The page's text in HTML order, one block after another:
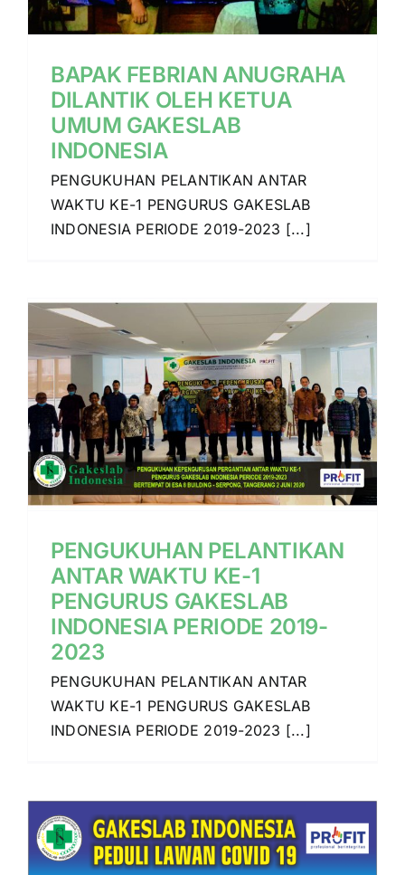
Layanan
BAPAK FEBRIAN ANUGRAHA
DILANTIK OLEH KETUA
UMUM GAKESLAB
INDONESIA
PENGUKUHAN PELANTIKAN ANTAR
WAKTU KE-1 PENGURUS GAKESLAB
INDONESIA PERIODE 2019-2023 [...]
PENGUKUHAN PELANTIKAN
ANTAR WAKTU KE-1
PENGURUS GAKESLAB
INDONESIA PERIODE 2019-
2023
PENGUKUHAN PELANTIKAN ANTAR
WAKTU KE-1 PENGURUS GAKESLAB
INDONESIA PERIODE 2019-2023 [...]